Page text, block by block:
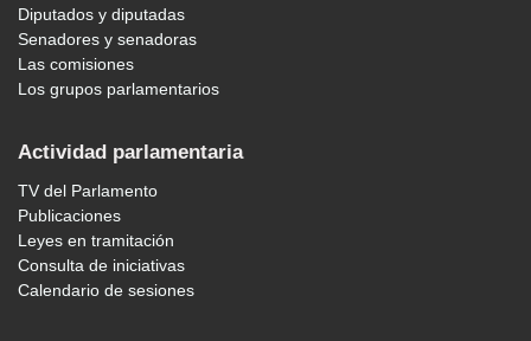
Diputados y diputadas
Senadores y senadoras
Las comisiones
Los grupos parlamentarios
Actividad parlamentaria
TV del Parlamento
Publicaciones
Leyes en tramitación
Consulta de iniciativas
Calendario de sesiones